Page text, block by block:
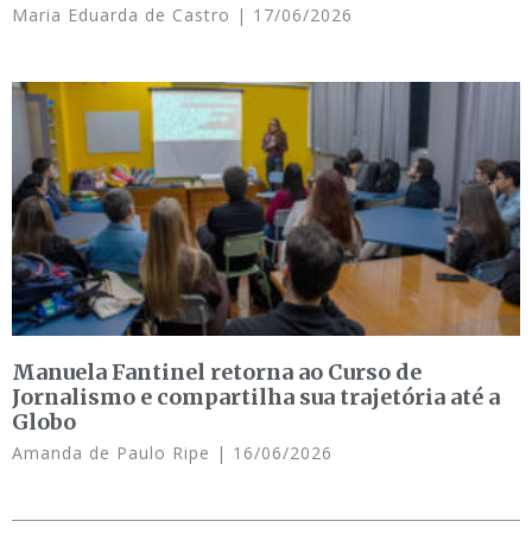
Maria Eduarda de Castro 17/06/2026
Manuela Fantinel retorna ao Curso de
Jornalismo e compartilha sua trajetória até a
Globo
Amanda de Paulo Ripe 16/06/2026